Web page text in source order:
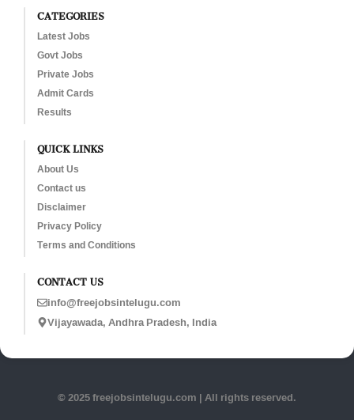
CATEGORIES
Latest Jobs
Govt Jobs
Private Jobs
Admit Cards
Results
QUICK LINKS
About Us
Contact us
Disclaimer
Privacy Policy
Terms and Conditions
CONTACT US
info@freejobsintelugu.com
Vijayawada, Andhra Pradesh, India
© 2025 freejobsintelugu.com | All rights reserved.